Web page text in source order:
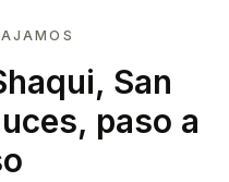
San
, paso a